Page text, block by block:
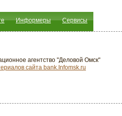
Информеры Сервисы
агентство "Деловой Омск"
сайта bank.Infomsk.ru